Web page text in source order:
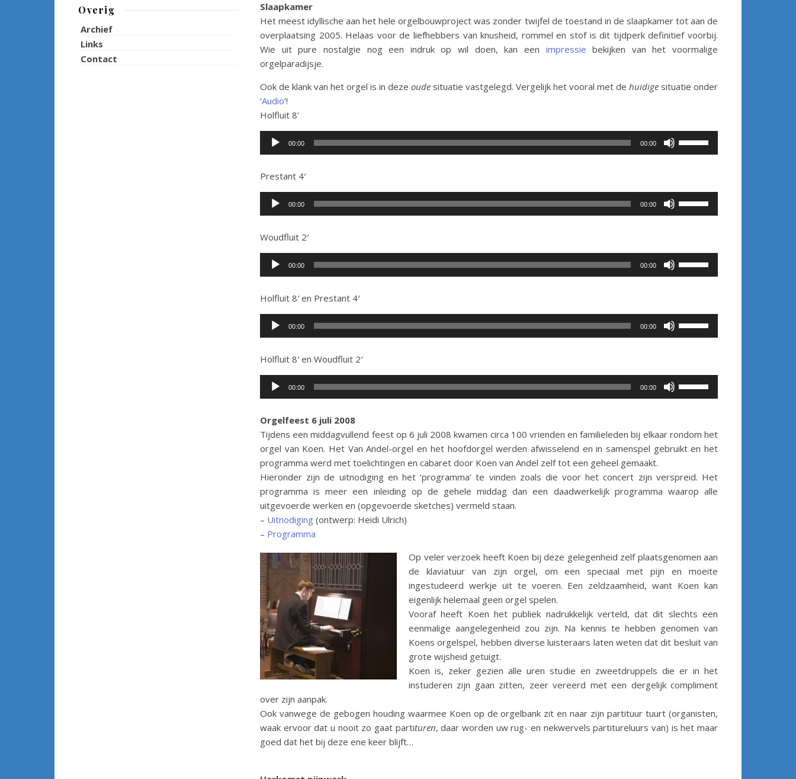
Overig
Archief
Links
Contact
Slaapkamer
Het meest idyllische aan het hele orgelbouwproject was zonder twijfel de toestand in de slaapkamer tot aan de
overplaatsing 2005. Helaas voor de liefhebbers van knusheid, rommel en stof is dit tijdperk definitief voorbij.
Wie uit pure nostalgie nog een indruk op wil doen, kan een impressie bekijken van het voormalige
orgelparadijsje.
Ook de klank van het orgel is in deze oude situatie vastgelegd. Vergelijk het vooral met de huidige situatie onder
‘Audio‘!
Holfluit 8’
Audiospeler
00:00 00:00
het
volume
of
te
verlagen.
Prestant 4′
Audiospeler
00:00 00:00
het
volume
of
te
verlagen.
Woudfluit 2′
Audiospeler
00:00 00:00
het
volume
of
te
verlagen.
Holfluit 8′ en Prestant 4′
Audiospeler
00:00 00:00
het
volume
of
te
Holfluit 8′ en Woudfluit 2′
Audiospeler
00:00 00:00
het
volume
verhogen
of
Orgelfeest 6 juli 2008
Tijdens een middagvullend feest op 6 juli 2008 kwamen circa 100 vrienden en familieleden bij elkaar rondom het
orgel van Koen. Het Van Andel-orgel en het hoofdorgel werden afwisselend en in samenspel gebruikt en het
programma werd met toelichtingen en cabaret door Koen van Andel zelf tot een geheel gemaakt.
Hieronder zijn de uitnodiging en het ‘programma’ te vinden zoals die voor het concert zijn verspreid. Het
programma is meer een inleiding op de gehele middag dan een daadwerkelijk programma waarop alle
uitgevoerde werken en (opgevoerde sketches) vermeld staan.
– Uitnodiging (ontwerp: Heidi Ulrich)
– Programma
Op veler verzoek heeft Koen bij deze gelegenheid zelf plaatsgenomen aan
de klaviatuur van zijn orgel, om een speciaal met pijn en moeite
ingestudeerd werkje uit te voeren. Een zeldzaamheid, want Koen kan
eigenlijk helemaal geen orgel spelen.
Vooraf heeft Koen het publiek nadrukkelijk verteld, dat dit slechts een
eenmalige aangelegenheid zou zijn. Na kennis te hebben genomen van
Koens orgelspel, hebben diverse luisteraars laten weten dat dit besluit van
grote wijsheid getuigt.
Koen is, zeker gezien alle uren studie en zweetdruppels die er in het
instuderen zijn gaan zitten, zeer vereerd met een dergelijk compliment
over zijn aanpak.
Ook vanwege de gebogen houding waarmee Koen op de orgelbank zit en naar zijn partituur tuurt (organisten,
waak ervoor dat u nooit zo gaat partituren, daar worden uw rug- en nekwervels partitureluurs van) is het maar
goed dat het bij deze ene keer blijft…